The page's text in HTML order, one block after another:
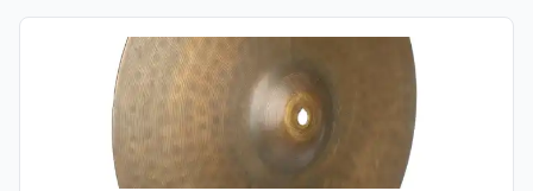
normalerweise in Gruppen von zwei oder mehr
Musikern gespielt, die die Trommeln mit Stöcken
schlagen. Der Agung a Tamlang ist ein wichtiger
Bestandteil der philippinischen Musikkultur und wird
häufig bei religiösen Zeremonien, Festen und anderen
Anlässen verwendet. Es ist ein sehr einzigartiges
Instrument, das einen einzigartigen, tiefen und
rhythmischen Klang erzeugt.